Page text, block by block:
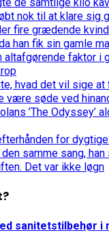
nok til at klare sig
fire grædende
han fik sin gamle
altafgørende faktor i
hvad det vil sige at
være søde ved
’The Odyssey’
for
samme sang, han
Det var ikke løgn
sanitetstilbehør i